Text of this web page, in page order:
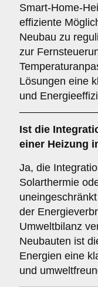
Smart-Home-
effiziente
Neubau zu
zur
Lösungen eine
und
Ist die
einer Heizung
Ja, die
Solarthermie
der
Umweltbilanz
Neubauten ist
Energien eine
und